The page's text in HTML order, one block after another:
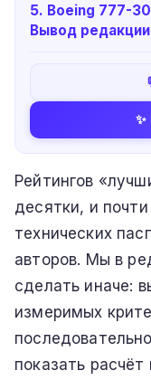
5. Boeing 777-
Вывод
✨
Рейтингов
десятки, и
технических
авторов. Мы в
сделать иначе:
измеримых
показать